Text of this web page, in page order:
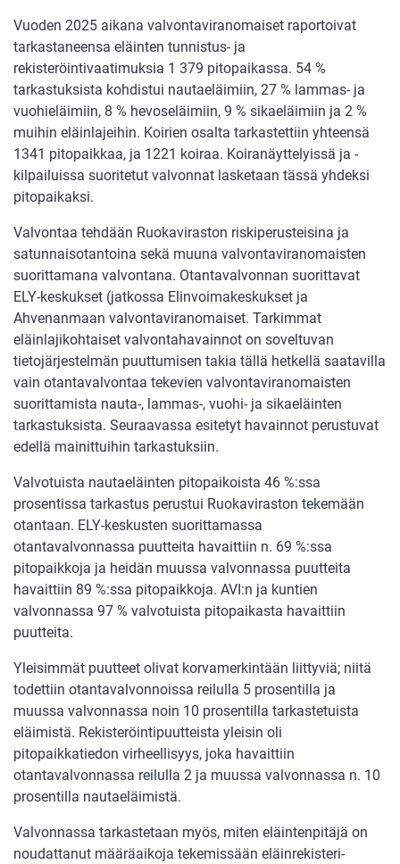
Vuoden 2025 aikana valvontaviranomaiset raportoivat
tarkastaneensa eläinten tunnistus- ja
rekisteröintivaatimuksia 1 379 pitopaikassa. 54 %
tarkastuksista kohdistui nautaeläimiin, 27 % lammas- ja
vuohieläimiin, 8 % hevoseläimiin, 9 % sikaeläimiin ja 2 %
muihin eläinlajeihin. Koirien osalta tarkastettiin yhteensä
1341 pitopaikkaa, ja 1221 koiraa. Koiranäyttelyissä ja -
kilpailuissa suoritetut valvonnat lasketaan tässä yhdeksi
pitopaikaksi.
Valvontaa tehdään Ruokaviraston riskiperusteisina ja
satunnaisotantoina sekä muuna valvontaviranomaisten
suorittamana valvontana. Otantavalvonnan suorittavat
ELY-keskukset (jatkossa Elinvoimakeskukset ja
Ahvenanmaan valvontaviranomaiset. Tarkimmat
eläinlajikohtaiset valvontahavainnot on soveltuvan
tietojärjestelmän puuttumisen takia tällä hetkellä saatavilla
vain otantavalvontaa tekevien valvontaviranomaisten
suorittamista nauta-, lammas-, vuohi- ja sikaeläinten
tarkastuksista. Seuraavassa esitetyt havainnot perustuvat
edellä mainittuihin tarkastuksiin.
Valvotuista nautaeläinten pitopaikoista 46 %:ssa
prosentissa tarkastus perustui Ruokaviraston tekemään
otantaan. ELY-keskusten suorittamassa
otantavalvonnassa puutteita havaittiin n. 69 %:ssa
pitopaikkoja ja heidän muussa valvonnassa puutteita
havaittiin 89 %:ssa pitopaikkoja. AVI:n ja kuntien
valvonnassa 97 % valvotuista pitopaikasta havaittiin
puutteita.
Yleisimmät puutteet olivat korvamerkintään liittyviä; niitä
todettiin otantavalvonnoissa reilulla 5 prosentilla ja
muussa valvonnassa noin 10 prosentilla tarkastetuista
eläimistä. Rekisteröintipuutteista yleisin oli
pitopaikkatiedon virheellisyys, joka havaittiin
otantavalvonnassa reilulla 2 ja muussa valvonnassa n. 10
prosentilla nautaeläimistä.
Valvonnassa tarkastetaan myös, miten eläintenpitäjä on
noudattanut määräaikoja tekemissään eläinrekisteri-